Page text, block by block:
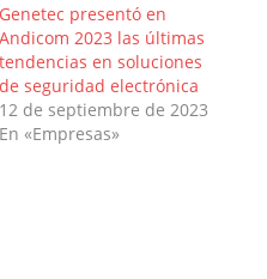
Genetec presentó en
Andicom 2023 las últimas
tendencias en soluciones
de seguridad electrónica
12 de septiembre de 2023
En «Empresas»